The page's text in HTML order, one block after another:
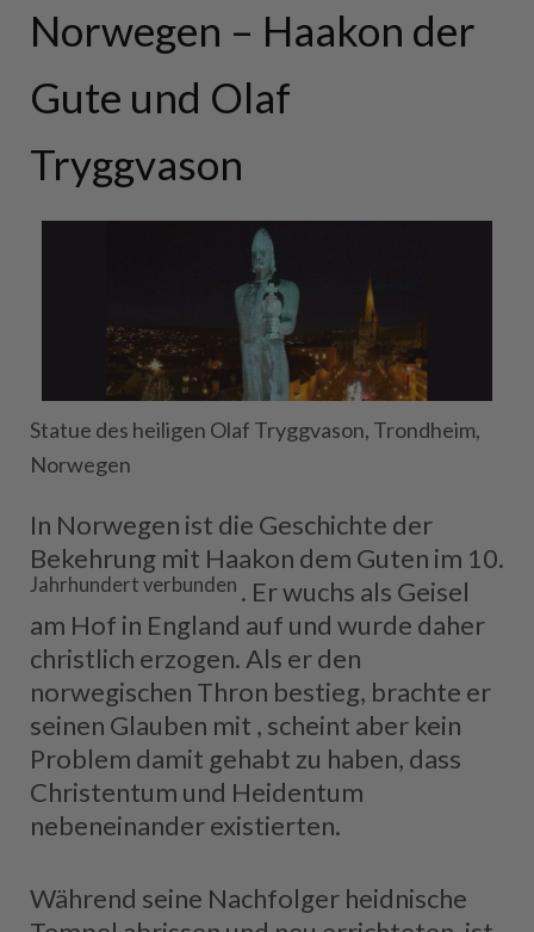
Norwegen – Haakon der
Gute und Olaf
Tryggvason
Statue des heiligen Olaf Tryggvason, Trondheim,
Norwegen
In Norwegen ist die Geschichte der
Bekehrung mit Haakon dem Guten im 10.
Jahrhundert verbunden . Er wuchs als Geisel
am Hof in England auf und wurde daher
christlich erzogen. Als er den
norwegischen Thron bestieg, brachte er
seinen Glauben mit , scheint aber kein
Problem damit gehabt zu haben, dass
Christentum und Heidentum
nebeneinander existierten.
Während seine Nachfolger heidnische